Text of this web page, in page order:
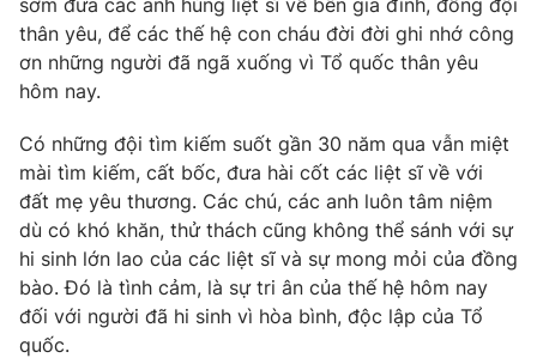
thân yêu, để các thế hệ con cháu đời đời ghi nhớ công
ơn những người đã ngã xuống vì Tổ quốc thân yêu
hôm nay.
Có những đội tìm kiếm suốt gần 30 năm qua vẫn miệt
mài tìm kiếm, cất bốc, đưa hài cốt các liệt sĩ về với
đất mẹ yêu thương. Các chú, các anh luôn tâm niệm
dù có khó khăn, thử thách cũng không thể sánh với sự
hi sinh lớn lao của các liệt sĩ và sự mong mỏi của đồng
bào. Đó là tình cảm, là sự tri ân của thế hệ hôm nay
đối với người đã hi sinh vì hòa bình, độc lập của Tổ
quốc.